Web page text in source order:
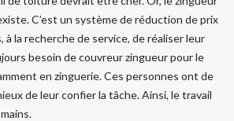
C’est un système de réduction de prix
à la recherche de service, de réaliser leur
besoin de couvreur zingueur pour le
en zinguerie. Ces personnes ont de
de leur confier la tâche. Ainsi, le travail